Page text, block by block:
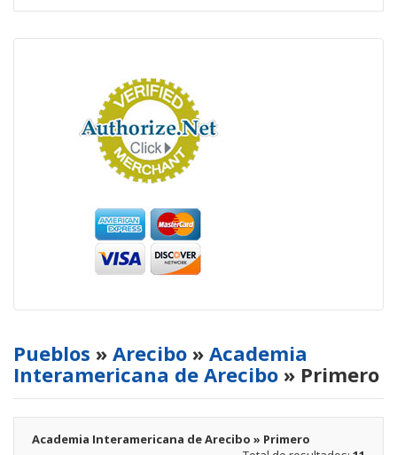
Pueblos » Arecibo » Academia
Interamericana de Arecibo » Primero
Academia Interamericana de Arecibo » Primero